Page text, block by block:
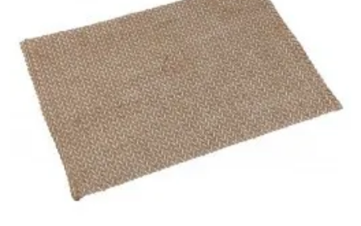
Outlet
Ofertas
Marcas
Catálogos
Fabricantes